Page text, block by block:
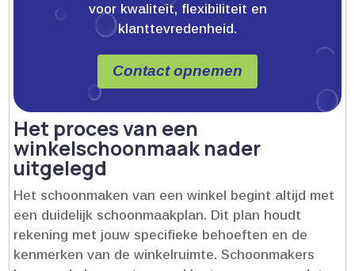
voor kwaliteit, flexibiliteit en
klanttevredenheid.
Contact opnemen
Het proces van een
winkelschoonmaak nader
uitgelegd
Het schoonmaken van een winkel begint altijd met
een duidelijk schoonmaakplan.​ Dit plan houdt
rekening met jouw specifieke behoeften en de
kenmerken van de winkelruimte.​ Schoonmakers